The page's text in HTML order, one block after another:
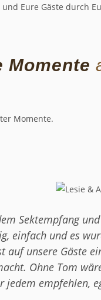
Eure Gäste durch
Momente
Momente.
Sektempfang
einfach und es
unsere Gäste
Ohne Tom
jedem empfehlen,